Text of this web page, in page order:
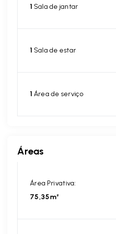
1 Sala de jantar
1 Sala de estar
1 Área de serviço
Áreas
Área Privativa:
75,35m²